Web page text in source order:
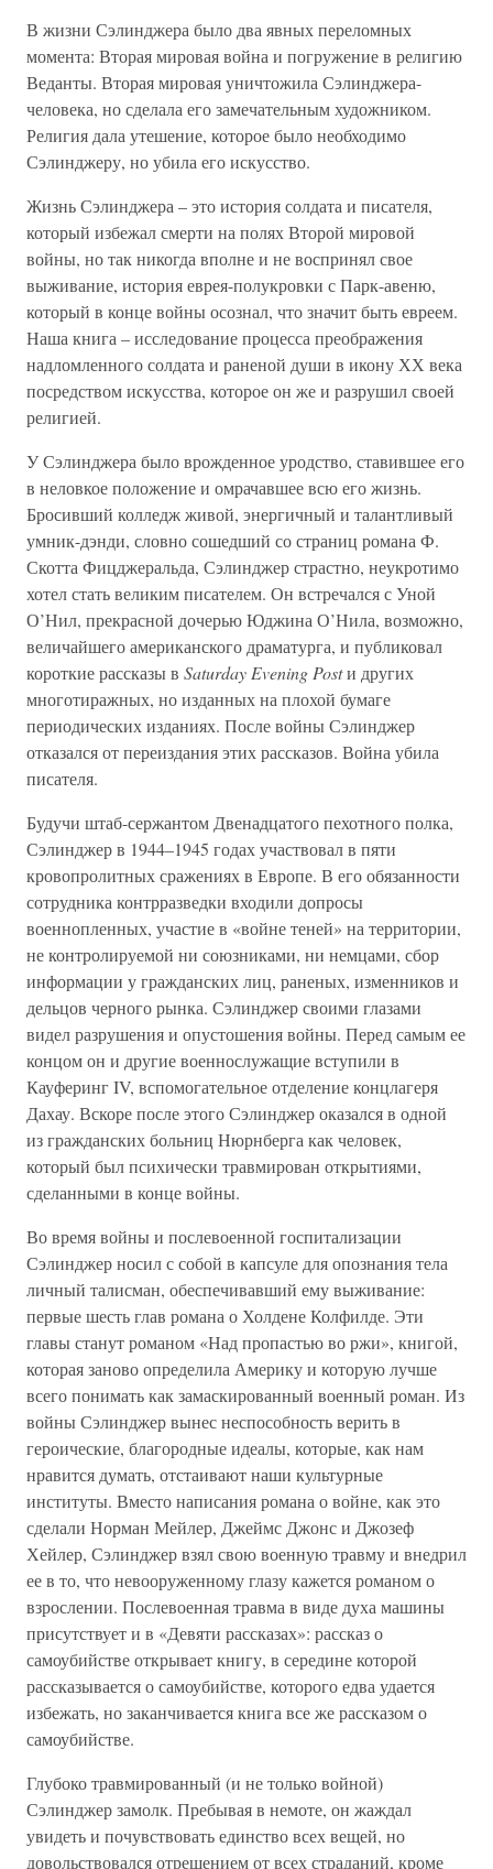
В жизни Сэлинджера было два явных переломных
момента: Вторая мировая война и погружение в религию
Веданты. Вторая мировая уничтожила Сэлинджера-
человека, но сделала его замечательным художником.
Религия дала утешение, которое было необходимо
Сэлинджеру, но убила его искусство.
Жизнь Сэлинджера – это история солдата и писателя,
который избежал смерти на полях Второй мировой
войны, но так никогда вполне и не воспринял свое
выживание, история еврея-полукровки с Парк-авеню,
который в конце войны осознал, что значит быть евреем.
Наша книга – исследование процесса преображения
надломленного солдата и раненой души в икону ХХ века
посредством искусства, которое он же и разрушил своей
религией.
У Сэлинджера было врожденное уродство, ставившее его
в неловкое положение и омрачавшее всю его жизнь.
Бросивший колледж живой, энергичный и талантливый
умник-дэнди, словно сошедший со страниц романа Ф.
Скотта Фицджеральда, Сэлинджер страстно, неукротимо
хотел стать великим писателем. Он встречался с Уной
О’Нил, прекрасной дочерью Юджина О’Нила, возможно,
величайшего американского драматурга, и публиковал
короткие рассказы в Saturday Evening Postи других
многотиражных, но изданных на плохой бумаге
периодических изданиях. После войны Сэлинджер
отказался от переиздания этих рассказов. Война убила
писателя.
Будучи штаб-сержантом Двенадцатого пехотного полка,
Сэлинджер в 1944–1945 годах участвовал в пяти
кровопролитных сражениях в Европе. В его обязанности
сотрудника контрразведки входили допросы
военнопленных, участие в «войне теней» на территории,
не контролируемой ни союзниками, ни немцами, сбор
информации у гражданских лиц, раненых, изменников и
дельцов черного рынка. Сэлинджер своими глазами
видел разрушения и опустошения войны. Перед самым ее
концом он и другие военнослужащие вступили в
Кауферинг IV, вспомогательное отделение концлагеря
Дахау. Вскоре после этого Сэлинджер оказался в одной
из гражданских больниц Нюрнберга как человек,
который был психически травмирован открытиями,
сделанными в конце войны.
Во время войны и послевоенной госпитализации
Сэлинджер носил с собой в капсуле для опознания тела
личный талисман, обеспечивавший ему выживание:
первые шесть глав романа о Холдене Колфилде. Эти
главы станут романом «Над пропастью во ржи», книгой,
которая заново определила Америку и которую лучше
всего понимать как замаскированный военный роман. Из
войны Сэлинджер вынес неспособность верить в
героические, благородные идеалы, которые, как нам
нравится думать, отстаивают наши культурные
институты. Вместо написания романа о войне, как это
сделали Норман Мейлер, Джеймс Джонс и Джозеф
Хейлер, Сэлинджер взял свою военную травму и внедрил
ее в то, что невооруженному глазу кажется романом о
взрослении. Послевоенная травма в виде духа машины
присутствует и в «Девяти рассказах»: рассказ о
самоубийстве открывает книгу, в середине которой
рассказывается о самоубийстве, которого едва удается
избежать, но заканчивается книга все же рассказом о
самоубийстве.
Глубоко травмированный (и не только войной)
Сэлинджер замолк. Пребывая в немоте, он жаждал
увидеть и почувствовать единство всех вещей, но
довольствовался отрешением от всех страданий, кроме